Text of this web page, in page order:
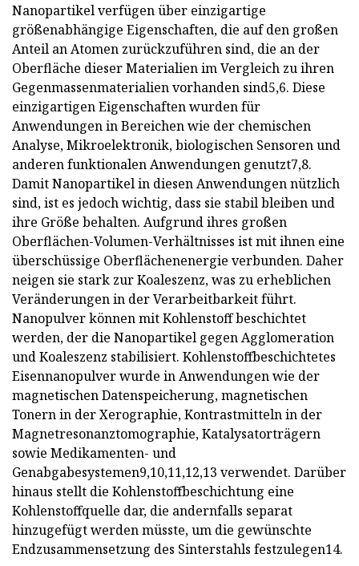
Nanopartikel verfügen über einzigartige
größenabhängige Eigenschaften, die auf den großen
Anteil an Atomen zurückzuführen sind, die an der
Oberfläche dieser Materialien im Vergleich zu ihren
Gegenmassenmaterialien vorhanden sind5,6. Diese
einzigartigen Eigenschaften wurden für
Anwendungen in Bereichen wie der chemischen
Analyse, Mikroelektronik, biologischen Sensoren und
anderen funktionalen Anwendungen genutzt7,8.
Damit Nanopartikel in diesen Anwendungen nützlich
sind, ist es jedoch wichtig, dass sie stabil bleiben und
ihre Größe behalten. Aufgrund ihres großen
Oberflächen-Volumen-Verhältnisses ist mit ihnen eine
überschüssige Oberflächenenergie verbunden. Daher
neigen sie stark zur Koaleszenz, was zu erheblichen
Veränderungen in der Verarbeitbarkeit führt.
Nanopulver können mit Kohlenstoff beschichtet
werden, der die Nanopartikel gegen Agglomeration
und Koaleszenz stabilisiert. Kohlenstoffbeschichtetes
Eisennanopulver wurde in Anwendungen wie der
magnetischen Datenspeicherung, magnetischen
Tonern in der Xerographie, Kontrastmitteln in der
Magnetresonanztomographie, Katalysatorträgern
sowie Medikamenten- und
Genabgabesystemen9,10,11,12,13 verwendet. Darüber
hinaus stellt die Kohlenstoffbeschichtung eine
Kohlenstoffquelle dar, die andernfalls separat
hinzugefügt werden müsste, um die gewünschte
Endzusammensetzung des Sinterstahls festzulegen14.